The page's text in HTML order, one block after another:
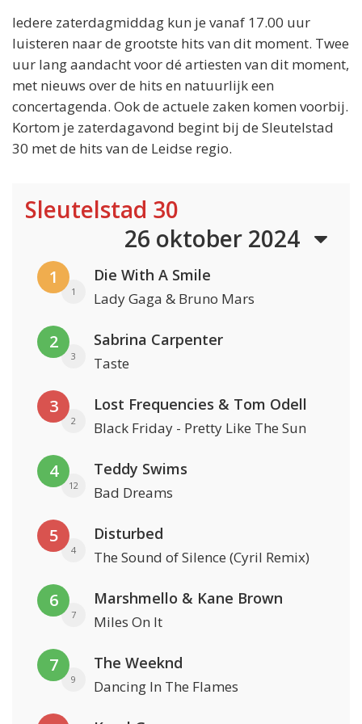
Iedere zaterdagmiddag kun je vanaf 17.00 uur
luisteren naar de grootste hits van dit moment. Twee
uur lang aandacht voor dé artiesten van dit moment,
met nieuws over de hits en natuurlijk een
concertagenda. Ook de actuele zaken komen voorbij.
Kortom je zaterdagavond begint bij de Sleutelstad
30 met de hits van de Leidse regio.
Sleutelstad 30
26 oktober 2024
1
1
Die With A Smile
Lady Gaga & Bruno Mars
2
3
Sabrina Carpenter
Taste
3
2
Lost Frequencies & Tom Odell
Black Friday - Pretty Like The Sun
4
12
Teddy Swims
Bad Dreams
5
4
Disturbed
The Sound of Silence (Cyril Remix)
6
7
Marshmello & Kane Brown
Miles On It
7
9
The Weeknd
Dancing In The Flames